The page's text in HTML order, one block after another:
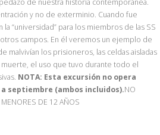
de nuestra historia contemporánea.
y no de exterminio. Cuando fue
“universidad” para los miembros de las SS
campos. En él veremos un ejemplo de
malvivían los prisioneros, las celdas aisladas
el uso que tuvo durante todo el
NOTA: Esta excursión no opera
septiembre (ambos incluidos).NO
MENORES DE 12 AÑOS